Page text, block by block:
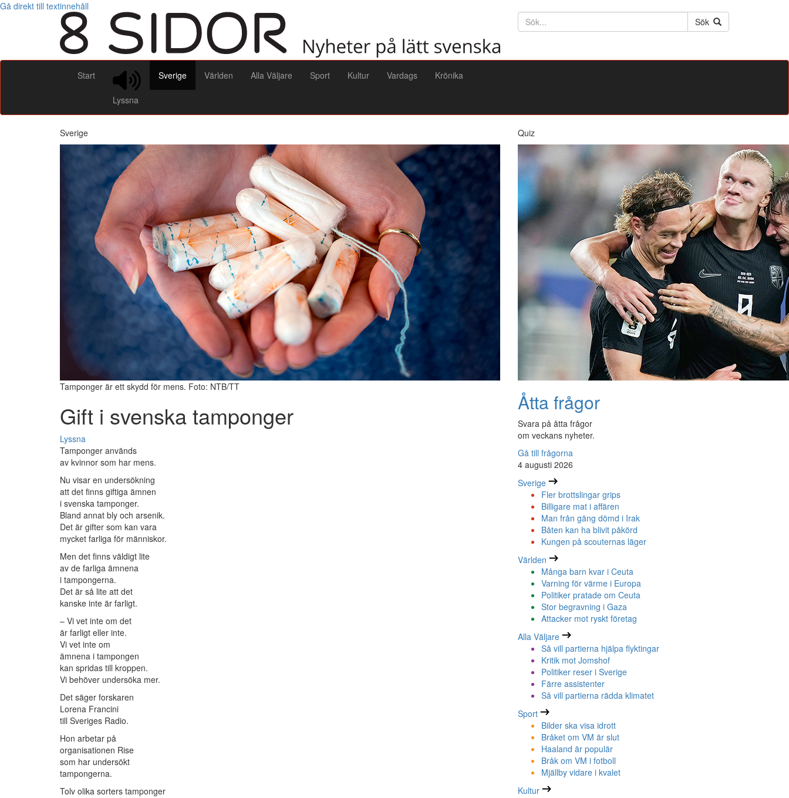
Gå direkt till textinnehåll
Söktext
Sök
Start
Lyssna
Sverige Världen Alla Väljare Sport Kultur Vardags Krönika
Sverige
Tamponger är ett skydd för mens. Foto: NTB/TT
Gift i svenska tamponger
Lyssna
Tamponger används
av kvinnor som har mens.
Nu visar en undersökning
att det finns giftiga ämnen
i svenska tamponger.
Bland annat bly och arsenik.
Det är gifter som kan vara
mycket farliga för människor.
Men det finns väldigt lite
av de farliga ämnena
i tampongerna.
Det är så lite att det
kanske inte är farligt.
– Vi vet inte om det
är farligt eller inte.
Vi vet inte om
ämnena i tampongen
kan spridas till kroppen.
Vi behöver undersöka mer.
Det säger forskaren
Lorena Francini
till Sveriges Radio.
Hon arbetar på
organisationen Rise
som har undersökt
tampongerna.
Tolv olika sorters tamponger
Quiz
Åtta frågor
Svara på åtta frågor
om veckans nyheter.
Gå till frågorna
4 augusti 2026
Sverige
Fler brottslingar grips
Billigare mat i affären
Man från gäng dömd i Irak
Båten kan ha blivit påkörd
Kungen på scouternas läger
Världen
Många barn kvar i Ceuta
Varning för värme i Europa
Politiker pratade om Ceuta
Stor begravning i Gaza
Attacker mot ryskt företag
Alla Väljare
Så vill partierna hjälpa flyktingar
Kritik mot Jomshof
Politiker reser i Sverige
Färre assistenter
Så vill partierna rädda klimatet
Sport
Bilder ska visa idrott
Bråket om VM är slut
Haaland är populär
Bråk om VM i fotboll
Mjällby vidare i kvalet
Kultur